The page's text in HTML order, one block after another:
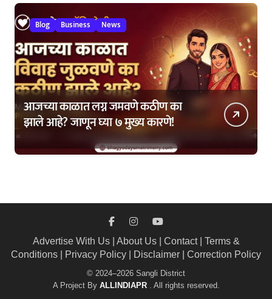
Blog Business News
आजच्या काळात लग्न जमवणे कठीण का
झाले आहे? जाणून घ्या ७ मुख्य कारणे!
Advertise With Us| About Us| Contact| Terms &
Conditions
Privacy Policy Disclaimer Correction Policy
© 2024–2026 Sangli District
A Project By ALLINDIAPR . All rights reserved.